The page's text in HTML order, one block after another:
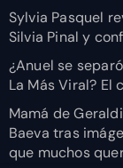
Sylvia Pasquel
Silvia Pinal y
¿Anuel se
La Más Viral?
Mamá de
Baeva tras
que muchos